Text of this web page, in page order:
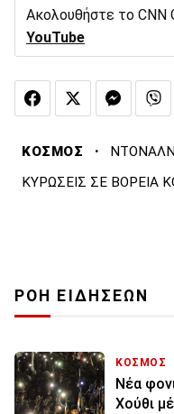
Ακολουθήστε το CNN
YouTube
ΚΟΣΜΟΣ ·
ΚΥΡΩΣΕΙΣ ΣΕ ΒΟΡΕΙΑ
ΡΟΗ ΕΙΔΗΣΕΩΝ
ΚΟΣΜΟΣ
Νέα
Χούθι